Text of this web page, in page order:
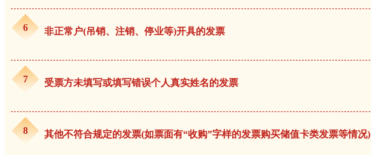
6 非正常户(吊销、注销、停业等)开具的发票
7 受票方未填写或填写错误个人真实姓名的发票
8 其他不符合规定的发票(如票面有“收购”字样的发票购买储值卡类发票等情况)